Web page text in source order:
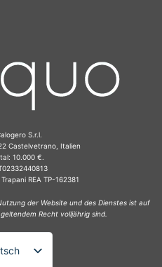
S.r.l.
Castelvetrano, Italien
10.000 €.
REA TP-162381
der Website und des Dienstes ist auf
Recht volljährig sind.